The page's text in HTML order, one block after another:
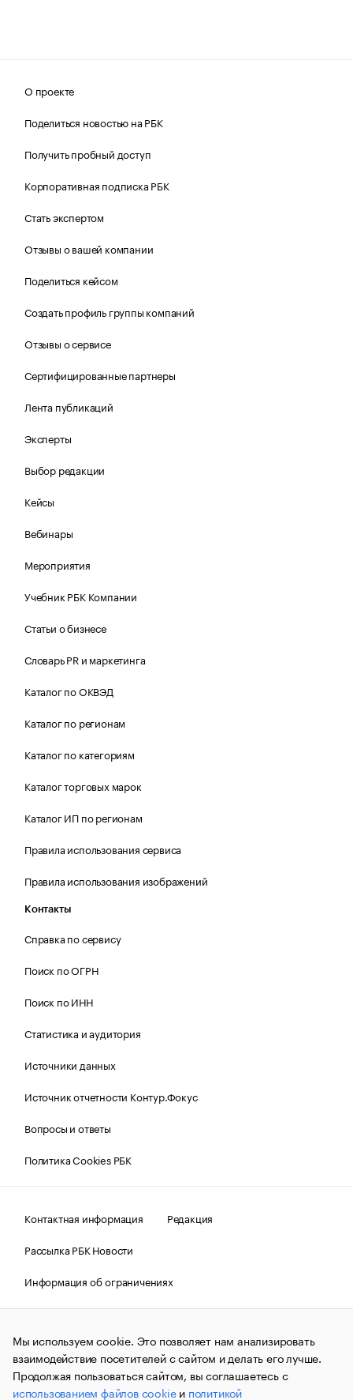
О проекте
Поделиться новостью на РБК
Получить пробный доступ
Корпоративная подписка РБК
Стать экспертом
Отзывы о вашей компании
Поделиться кейсом
Создать профиль группы компаний
Отзывы о сервисе
Сертифицированные партнеры
Лента публикаций
Эксперты
Выбор редакции
Кейсы
Вебинары
Мероприятия
Учебник РБК Компании
Статьи о бизнесе
Словарь PR и маркетинга
Каталог по ОКВЭД
Каталог по регионам
Каталог по категориям
Каталог торговых марок
Каталог ИП по регионам
Правила использования сервиса
Правила использования изображений
Контакты
Справка по сервису
Поиск по ОГРН
Поиск по ИНН
Статистика и аудитория
Источники данных
Источник отчетности Контур.Фокус
Вопросы и ответы
Политика Cookies РБК
Контактная информация
Редакция
Рассылка РБК Новости
Информация об ограничениях
Правовая информация
О соблюдении авторских прав
© АО «РОСБИЗНЕСКОНСАЛТИНГ»,1995–2026.Сообщения
и материалы информационного агентства «РБК»
(зарегистрировано Федеральной службой по надзору в сфере
связи, информационных технологий и массовых
коммуникаций (Роскомнадзор) 09.12.2015 за номером ИА
Мы используем cookie. Это позволяет нам анализировать
взаимодействие посетителей с сайтом и делать его лучше.
Продолжая пользоваться сайтом, вы соглашаетесь с
использованием файлов cookieи политикой